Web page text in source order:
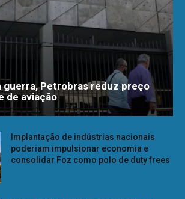
guerra, Petrobras reduz preço
de aviação
Implantação de indústrias nacionais
poderiam impulsionar economia e
consolidar Foz como polo de duty frees